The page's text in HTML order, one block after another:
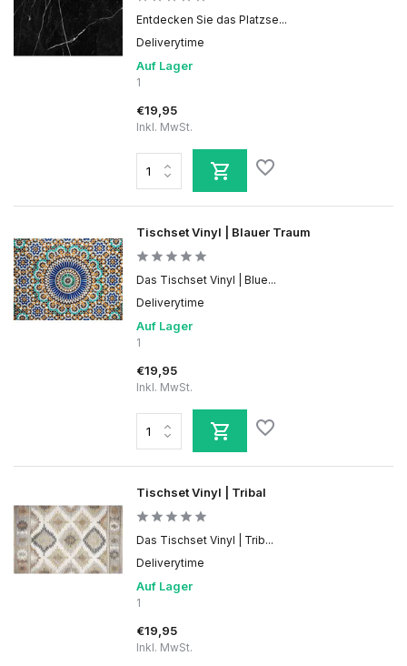
Entdecken Sie das Platzse...
Deliverytime
Auf Lager
1
€19,95
Inkl. MwSt.
Tischset Vinyl | Blauer Traum
Das Tischset Vinyl | Blue...
Deliverytime
Auf Lager
1
€19,95
Inkl. MwSt.
Tischset Vinyl | Tribal
Das Tischset Vinyl | Trib...
Deliverytime
Auf Lager
1
€19,95
Inkl. MwSt.